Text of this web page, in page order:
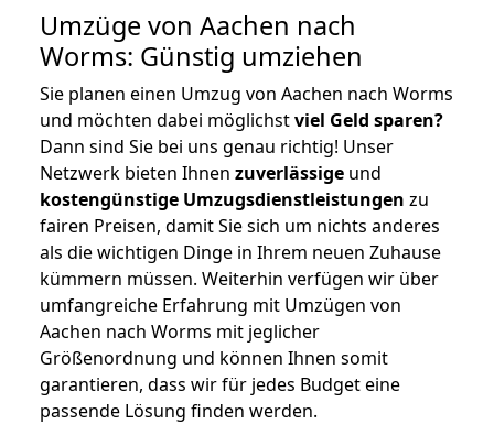
Umzüge von Aachen nach
Worms: Günstig umziehen
Sie planen einen Umzug von Aachen nach Worms
und möchten dabei möglichstviel Geld sparen?
Dann sind Sie bei uns genau richtig! Unser
Netzwerk bieten Ihnen zuverlässige und
kostengünstige Umzugsdienstleistungen zu
fairen Preisen, damit Sie sich um nichts anderes
als die wichtigen Dinge in Ihrem neuen Zuhause
kümmern müssen. Weiterhin verfügen wir über
umfangreiche Erfahrung mit Umzügen von
Aachen nach Worms mit jeglicher
Größenordnung und können Ihnen somit
garantieren, dass wir für jedes Budget eine
passende Lösung finden werden.